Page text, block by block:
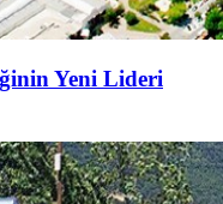
Yeni Lideri